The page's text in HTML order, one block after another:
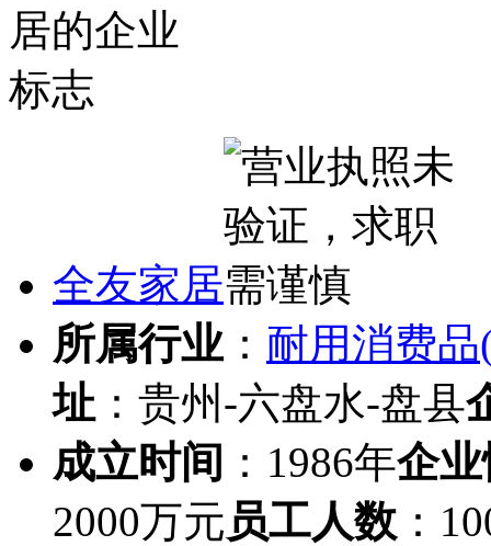
全友家居
所属行业： 耐用消费
址 ：贵州-六盘水-盘县
成立时间 ：1986年企
2000万元 员工人数 ：